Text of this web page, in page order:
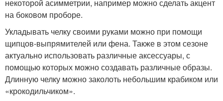
некоторой асимметрии, например можно сделать акцент
на боковом проборе.
Укладывать челку своими руками можно при помощи
щипцов-выпрямителей или фена. Также в этом сезоне
актуально использовать различные аксессуары, с
помощью которых можно создавать различные образы.
Длинную челку можно заколоть небольшим крабиком или
«крокодильчиком».